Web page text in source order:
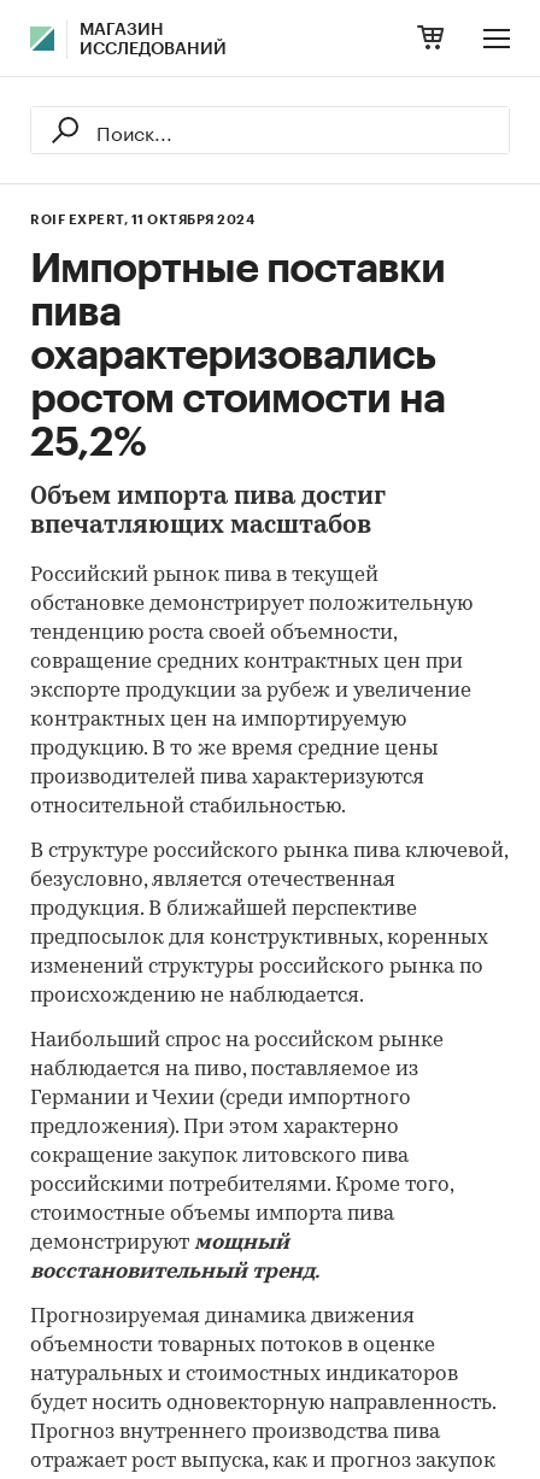
МАГАЗИН
ИССЛЕДОВАНИЙ
ROIF EXPERT, 11 ОКТЯБРЯ 2024
Импортные поставки
пива
охарактеризовались
ростом стоимости на
25,2%
Объем импорта пива достиг
впечатляющих масштабов
Российский рынок пива в текущей
обстановке демонстрирует положительную
тенденцию роста своей объемности,
совращение средних контрактных цен при
экспорте продукции за рубеж и увеличение
контрактных цен на импортируемую
продукцию. В то же время средние цены
производителей пива характеризуются
относительной стабильностью.
В структуре российского рынка пива ключевой,
безусловно, является отечественная
продукция. В ближайшей перспективе
предпосылок для конструктивных, коренных
изменений структуры российского рынка по
происхождению не наблюдается.
Наибольший спрос на российском рынке
наблюдается на пиво, поставляемое из
Германии и Чехии (среди импортного
предложения). При этом характерно
сокращение закупок литовского пива
российскими потребителями. Кроме того,
стоимостные объемы импорта пива
демонстрируют мощный
восстановительный тренд.
Прогнозируемая динамика движения
объемности товарных потоков в оценке
натуральных и стоимостных индикаторов
будет носить одновекторную направленность.
Прогноз внутреннего производства пива
отражает рост выпуска, как и прогноз закупок